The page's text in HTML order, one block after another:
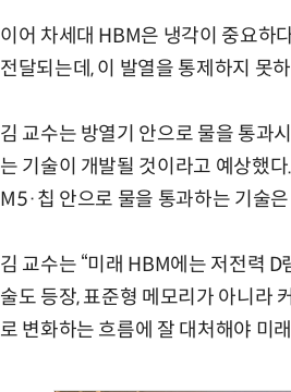
이어 차세대 HBM은 냉각이 중요하
전달되는데, 이 발열을 통제하지 못
김 교수는 방열기 안으로 물을 통과
는 기술이 개발될 것이라고 예상했
M5·칩 안으로 물을 통과하는 기술
김 교수는 “미래 HBM에는 저전력
술도 등장, 표준형 메모리가 아니라
로 변화하는 흐름에 잘 대처해야 미